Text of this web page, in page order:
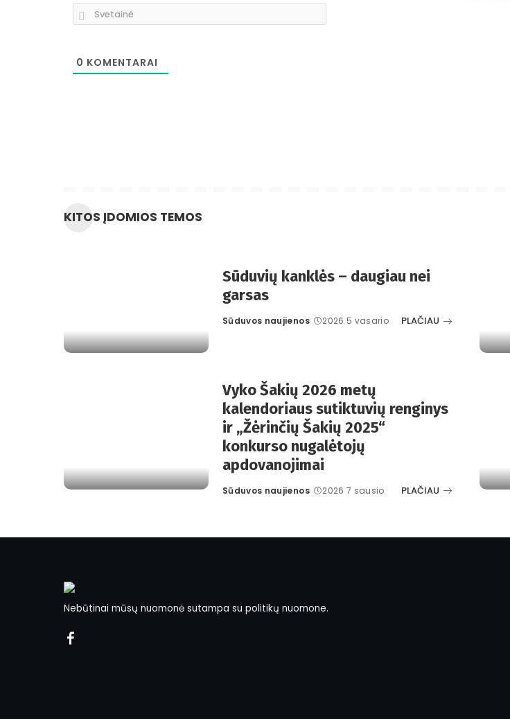
0 KOMENTARAI
KITOS ĮDOMIOS TEMOS
Sūduvių kanklės – daugiau nei
garsas
Posted
Sūduvos naujienos 2026 5 vasario PLAČIAU
Vyko Šakių 2026 metų
kalendoriaus sutiktuvių renginys
ir „Žėrinčių Šakių 2025“
konkurso nugalėtojų
apdovanojimai
Posted
Sūduvos naujienos 2026 7 sausio PLAČIAU
Nebūtinai mūsų nuomonė sutampa su politikų nuomone.